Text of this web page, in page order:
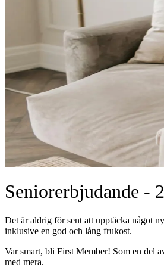
Seniorerbjudande -
Det är aldrig för sent att upptäcka något
inklusive en god och lång frukost.
Var smart, bli First Member! Som en del
med mera.